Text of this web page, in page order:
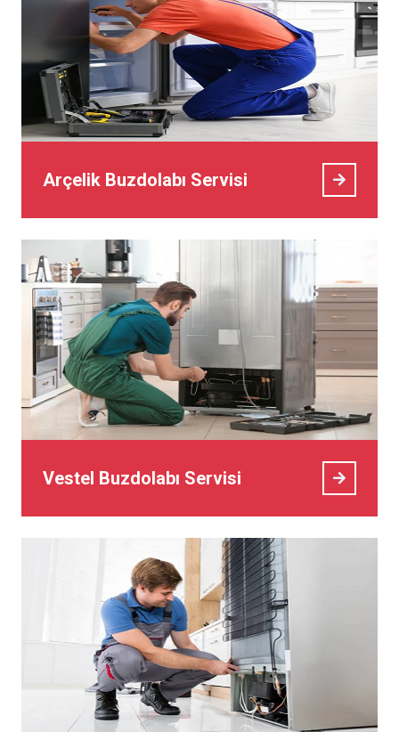
Arçelik Buzdolabı Servisi
Vestel Buzdolabı Servisi